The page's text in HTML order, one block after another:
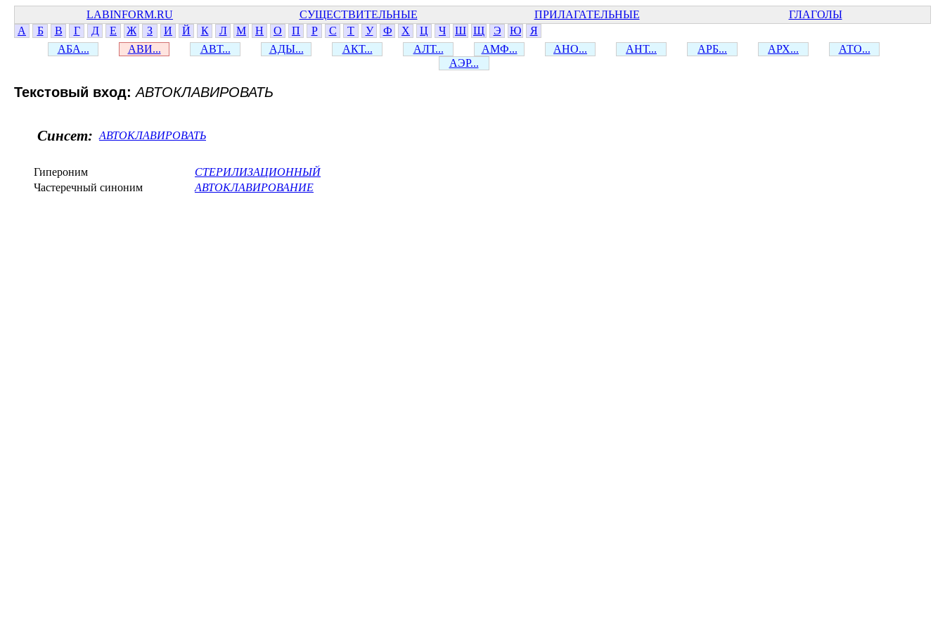
LABINFORM.RU СУЩЕСТВИТЕЛЬНЫЕ ПРИЛАГАТЕЛЬНЫЕ
ГЛАГОЛЫ
А
Б В Г Д Е Ж З И Й К Л М Н О П Р С Т У Ф Х Ц Ч Ш Щ Э Ю
Я
АБА...
АВИ... АВТ... АДЫ... АКТ... АЛТ... АМФ... АНО... АНТ... АРБ... АРХ...
АТО...
АЭР...
Текстовый вход:АВТОКЛАВИРОВАТЬ
Синсет: АВТОКЛАВИРОВАТЬ
Гипероним
СТЕРИЛИЗАЦИОННЫЙ
Частеречный синоним
АВТОКЛАВИРОВАНИЕ